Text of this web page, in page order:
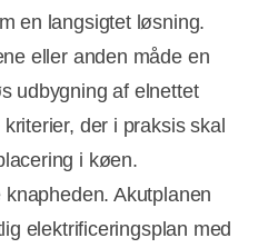
en langsigtet løsning.
eller anden måde en
udbygning af elnettet
der i praksis skal
i køen.
Akutplanen
elektrificeringsplan med